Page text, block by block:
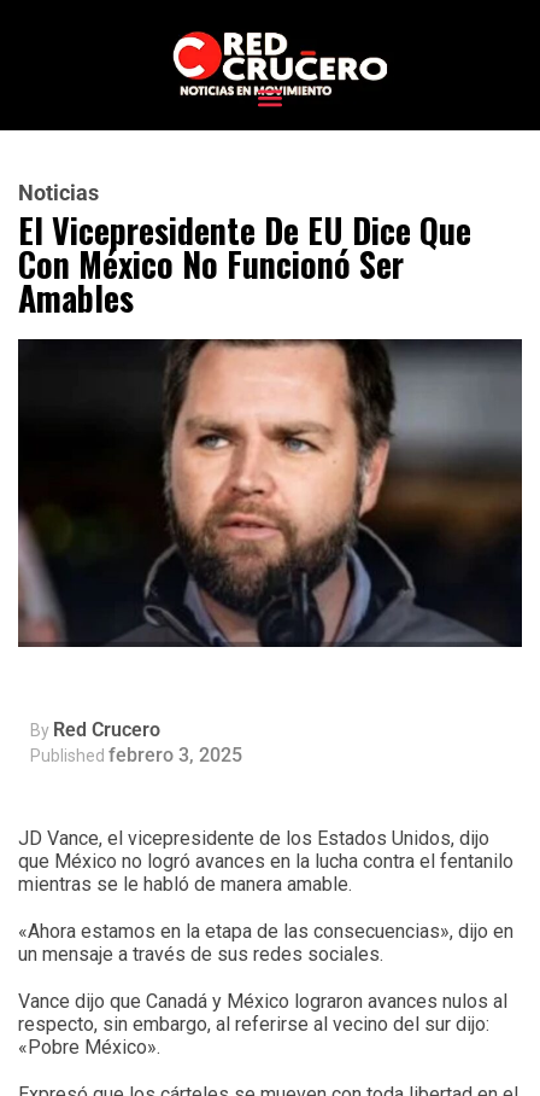
Noticias
El Vicepresidente De EU Dice Que
Con México No Funcionó Ser
Amables
By Red Crucero
Published febrero 3, 2025
JD Vance, el vicepresidente de los Estados Unidos, dijo
que México no logró avances en la lucha contra el fentanilo
mientras se le habló de manera amable.
«Ahora estamos en la etapa de las consecuencias», dijo en
un mensaje a través de sus redes sociales.
Vance dijo que Canadá y México lograron avances nulos al
respecto, sin embargo, al referirse al vecino del sur dijo:
«Pobre México».